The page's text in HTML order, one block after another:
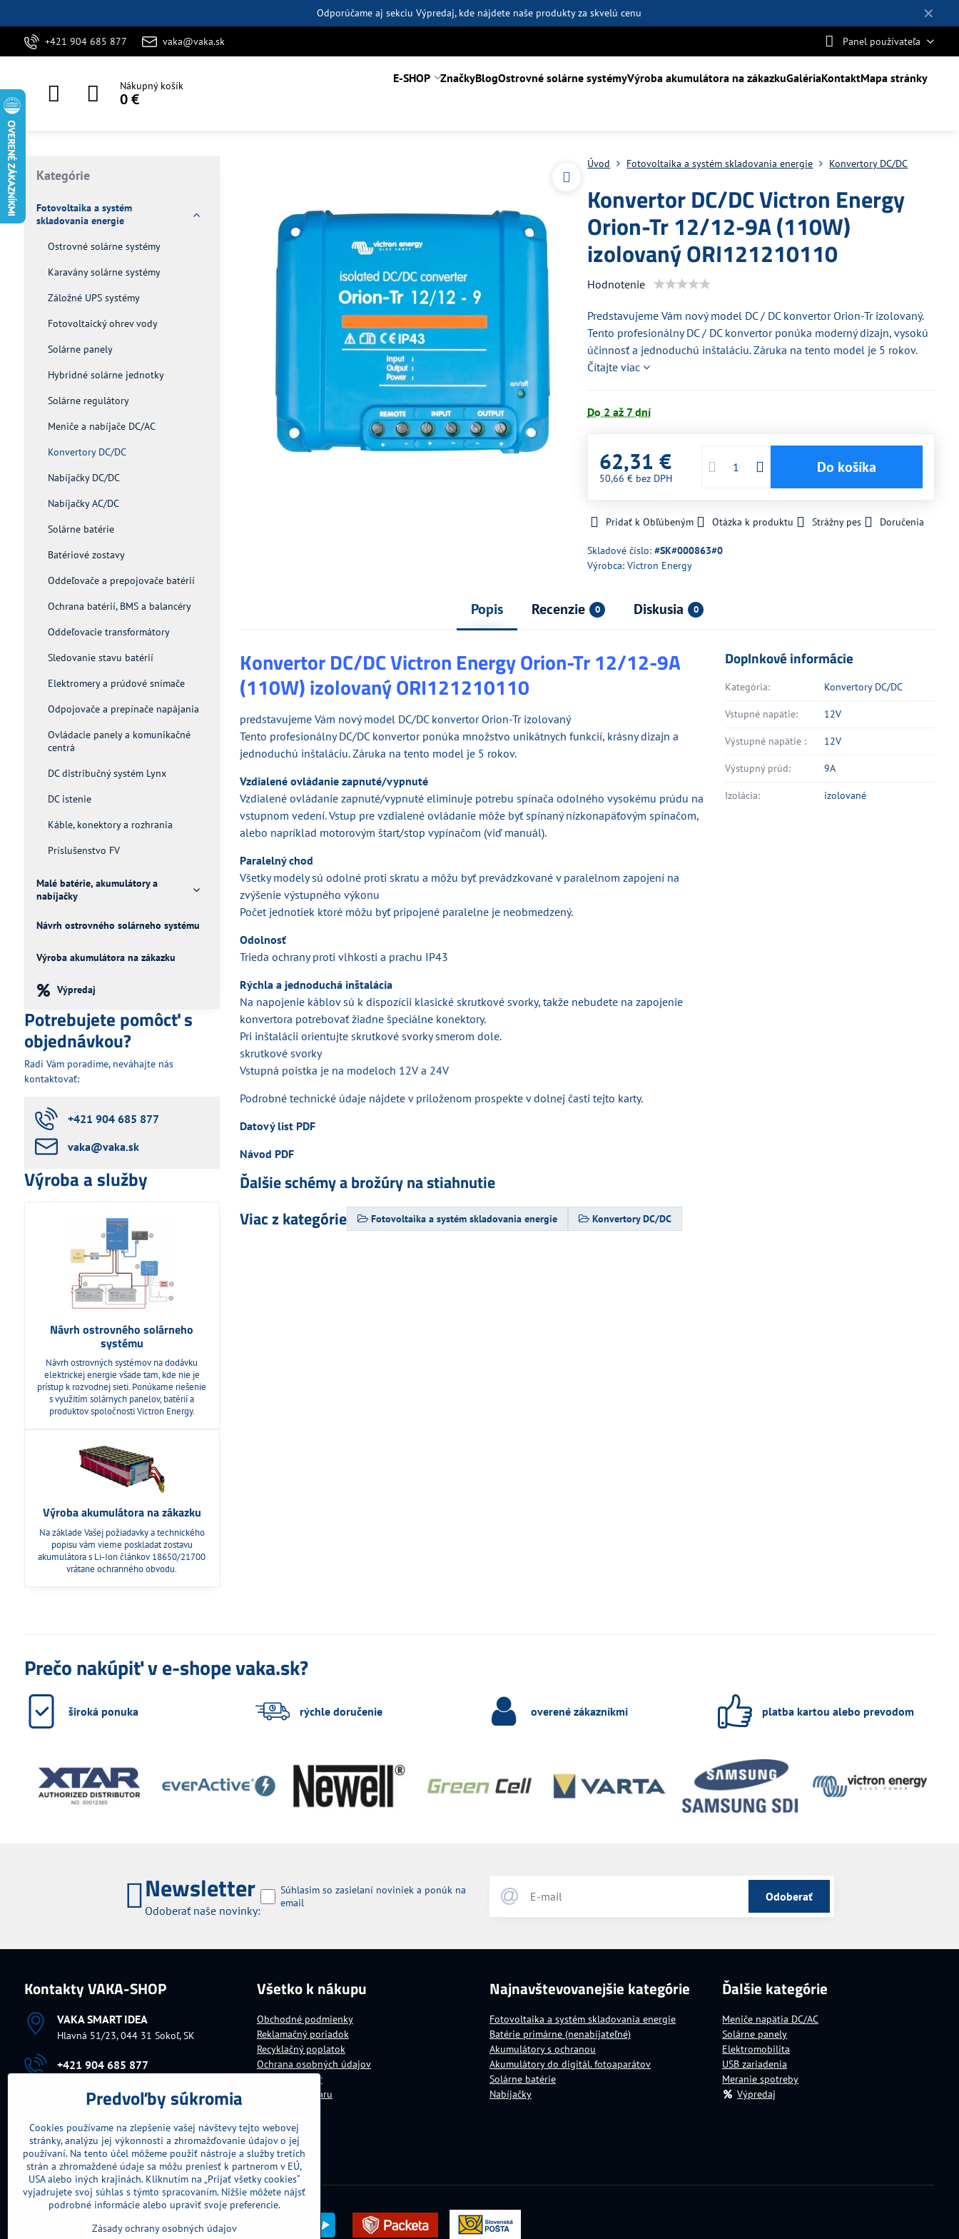
✕
Odporúčame aj sekciuVýpredaj, kde nájdete naše produkty za skvelú cenu
+421 904 685 877 vaka@vaka.sk Panel používateľa
Nákupný košík
0 €
E-SHOP ZnačkyBlogOstrovné solárne systémyVýroba akumulátora na zákazkuGalériaKontaktMapa stránky
Úvod Fotovoltaika a systém skladovania energie Konvertory DC/DC
Konvertor DC/DC Victron Energy
Orion-Tr 12/12-9A (110W)
izolovaný ORI121210110
Hodnotenie
Predstavujeme Vám nový model DC / DC konvertor Orion-Tr izolovaný.
Tento profesionálny DC / DC konvertor ponúka moderný dizajn, vysokú
účinnosť a jednoduchú inštaláciu. Záruka na tento model je 5 rokov.
Čítajte viac
Do 2 až 7 dní
62,31 €
50,66 € bez DPH
Do košíka
Pridať k Obľúbeným Otázka k produktu Strážny pes Doručenia
Skladové číslo:#SK#000863#0
Výrobca:Victron Energy
Popis Recenzie 0 Diskusia 0
Konvertor DC/DC Victron Energy Orion-Tr 12/12-9A
(110W) izolovaný ORI121210110
predstavujeme Vám nový model DC/DC konvertor Orion-Tr izolovaný
Tento profesionálny DC/DC konvertor ponúka množstvo unikátnych funkcií, krásny dizajn a
jednoduchú inštaláciu. Záruka na tento model je 5 rokov.
Vzdialené ovládanie zapnuté/vypnuté
Vzdialené ovládanie zapnuté/vypnuté eliminuje potrebu spínača odolného vysokému prúdu na
vstupnom vedení. Vstup pre vzdialené ovládanie môže byť spínaný nízkonapäťovým spínačom,
alebo napríklad motorovým štart/stop vypínačom (viď manuál).
Paralelný chod
Všetky modely sú odolné proti skratu a môžu byť prevádzkované v paralelnom zapojení na
zvýšenie výstupného výkonu
Počet jednotiek ktoré môžu byť pripojené paralelne je neobmedzený.
Odolnosť
Trieda ochrany proti vlhkosti a prachu IP43
Rýchla a jednoduchá inštalácia
Na napojenie káblov sú k dispozícii klasické skrutkové svorky, takže nebudete na zapojenie
konvertora potrebovať žiadne špeciálne konektory.
Pri inštalácii orientujte skrutkové svorky smerom dole.
skrutkové svorky
Vstupná poistka je na modeloch 12V a 24V
Podrobné technické údaje nájdete v priloženom prospekte v dolnej časti tejto karty.
Datový list PDF
Návod PDF
Ďalšie schémy a brožúry na stiahnutie
Viac z kategórie
Fotovoltaika a systém skladovania energie Konvertory DC/DC
Doplnkové informácie
Kategória: Konvertory DC/DC
Vstupné napätie: 12V
Výstupné napätie : 12V
Výstupný prúd: 9A
Izolácia: izolované
Kategórie
Fotovoltaika a systém
skladovania energie
Ostrovné solárne systémy
Karavány solárne systémy
Záložné UPS systémy
Fotovoltaický ohrev vody
Solárne panely
Hybridné solárne jednotky
Solárne regulátory
Meniče a nabíjače DC/AC
Konvertory DC/DC
Nabíjačky DC/DC
Nabíjačky AC/DC
Solárne batérie
Batériové zostavy
Oddeľovače a prepojovače batérií
Ochrana batérií, BMS a balancéry
Oddeľovacie transformátory
Sledovanie stavu batérií
Elektromery a prúdové snímače
Odpojovače a prepínače napájania
Ovládacie panely a komunikačné
centrá
DC distribučný systém Lynx
DC istenie
Káble, konektory a rozhrania
Príslušenstvo FV
Malé batérie, akumulátory a
nabíjačky
Návrh ostrovného solárneho systému
Výroba akumulátora na zákazku
Výpredaj
Potrebujete pomôcť s
objednávkou?
Radi Vám poradíme, neváhajte nás
kontaktovať:
+421 904 685 877
vaka​@vaka​.sk
Výroba a služby
Návrh ostrovného solárneho
systému
Návrh ostrovných systémov na dodávku
elektrickej energie všade tam, kde nie je
prístup k rozvodnej sieti. Ponúkame riešenie
s využitím solárnych panelov, batérií a
produktov spoločnosti Victron Energy.
Výroba akumulátora na zákazku
Na základe Vašej požiadavky a technického
popisu vám vieme poskladat zostavu
akumulátora s Li-Ion článkov 18650/21700
vrátane ochranného obvodu.
Prečo nakúpiť v e-shope vaka.sk?
široká ponuka rýchle doručenie overené zákazníkmi platba kartou alebo prevodom
Newsletter
Odoberať naše novinky:
Odoberať
Súhlasim so zasielaní noviniek a ponúk na
email
Kontakty VAKA-SHOP
VAKA SMART IDEA
Hlavná 51/23, 044 31 Sokoľ, SK
+421 904 685 877
vaka​@vaka​.sk
Fakturačné údaje
IČO:10699104DIČ:1030726543
IČ DPH:SK1030726543
Všetko k nákupu
Obchodné podmienky
Reklamačný poriadok
Recyklačný poplatok
Ochrana osobných údajov
Platba za tovar
Doručenie tovaru
Najnavštevovanejšie kategórie
Fotovoltaika a systém skladovania energie
Batérie primárne (nenabíjateľné)
Akumulátory s ochranou
Akumulátory do digitál. fotoaparátov
Solárne batérie
Nabíjačky
Ďalšie kategórie
Meniče napätia DC/AC
Solárne panely
Elektromobilita
USB zariadenia
Meranie spotreby
Výpredaj
Predvoľby súkromia
Cookies používame na zlepšenie vašej návštevy tejto webovej
stránky, analýzu jej výkonnosti a zhromažďovanie údajov o jej
používaní. Na tento účel môžeme použiť nástroje a služby tretích
strán a zhromaždené údaje sa môžu preniesť k partnerom v EÚ,
USA alebo iných krajinách. Kliknutím na „Prijať všetky cookies“
vyjadrujete svoj súhlas s týmto spracovaním. Nižšie môžete nájsť
podrobné informácie alebo upraviť svoje preferencie.
Zásady ochrany osobných údajov